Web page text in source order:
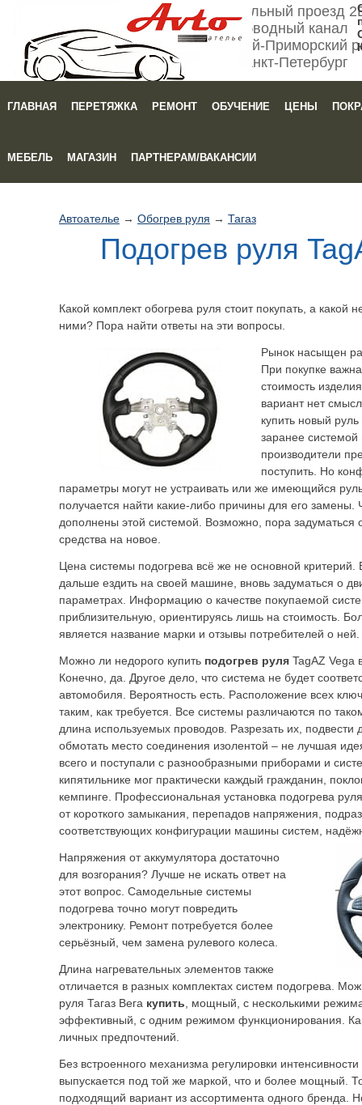
Мебельный проезд
Обводный канал
Кировский-Приморский
Санкт-Петербург
ГЛАВНАЯ ПЕРЕТЯЖКА РЕМОНТ ОБУЧЕНИЕ ЦЕНЫ
МЕБЕЛЬ МАГАЗИН ПАРТНЕРАМ/ВАКАНСИИ
Автоателье → Обогрев руля → Тагаз
Подогрев руля
Какой комплект обогрева руля стоит покупать, а какой
ними? Пора найти ответы на эти вопросы.
Рынок насыщен
При покупке
стоимость
вариант нет
купить новый
заранее
производители
поступить. Но
параметры могут не устраивать или же имеющийся
получается найти какие-либо причины для его замены.
дополнены этой системой. Возможно, пора задуматься
средства на новое.
Цена системы подогрева всё же не основной критерий.
дальше ездить на своей машине, вновь задуматься о
параметрах. Информацию о качестве покупаемой
приблизительную, ориентируясь лишь на стоимость.
является название марки и отзывы потребителей о ней.
Можно ли недорого купить подогрев руля TagAZ Vega
Конечно, да. Другое дело, что система не будет
автомобиля. Вероятность есть. Расположение всех
таким, как требуется. Все системы различаются по
длина используемых проводов. Разрезать их, подвести
обмотать место соединения изолентой – не лучшая
всего и поступали с разнообразными приборами и
кипятильнике мог практически каждый гражданин,
кемпинге. Профессиональная установка подогрева
от короткого замыкания, перепадов напряжения,
соответствующих конфигурации машины систем,
Напряжения от аккумулятора достаточно
для возгорания? Лучше не искать ответ на
этот вопрос. Самодельные системы
подогрева точно могут повредить
электронику. Ремонт потребуется более
серьёзный, чем замена рулевого колеса.
Длина нагревательных элементов также
отличается в разных комплектах систем подогрева.
руля Тагаз Вега купить , мощный, с несколькими
эффективный, с одним режимом функционирования.
личных предпочтений.
Без встроенного механизма регулировки
выпускается под той же маркой, что и более мощный.
подходящий вариант из ассортимента одного бренда.